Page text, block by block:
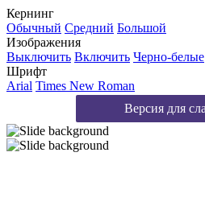
Кернинг
Обычный Средний Большой
Изображения
Выключить Включить Черно-белые
Шрифт
Arial Times New Roman
Версия для